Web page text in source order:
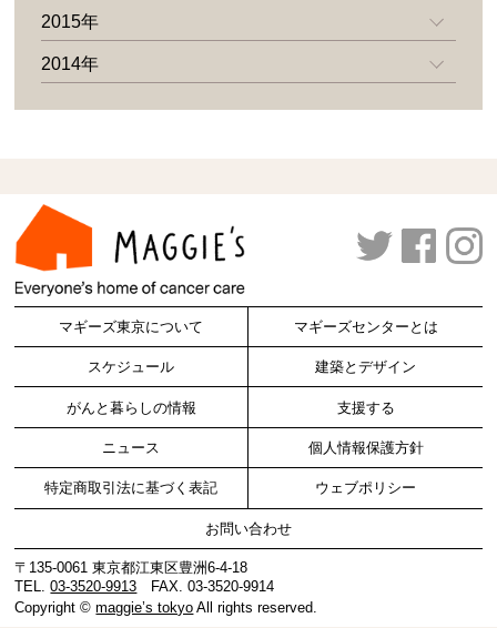
2015年
2014年
マギーズ東京について マギーズセンターとは
スケジュール 建築とデザイン
がんと暮らしの情報 支援する
ニュース 個人情報保護方針
特定商取引法に基づく表記 ウェブポリシー
お問い合わせ
〒135-0061 東京都江東区豊洲6-4-18
TEL.03-3520-9913 FAX. 03-3520-9914
Copyright ©maggie’s tokyo All rights reserved.